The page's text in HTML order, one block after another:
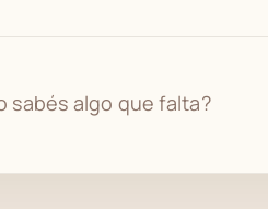
sabés algo que falta?